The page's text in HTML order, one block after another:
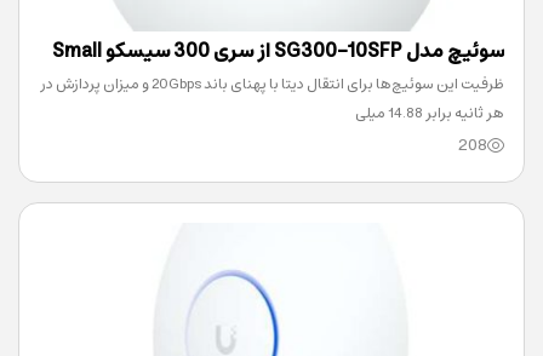
سوئیچ مدل SG300-10SFP از سری 300 سیسکو Small
Business
ظرفیت این سوئیچ‌ها برای انتقال دیتا با پهنای باند 20Gbps و میزان پردازش در
هر ثانیه برابر 14.88 میلی
208